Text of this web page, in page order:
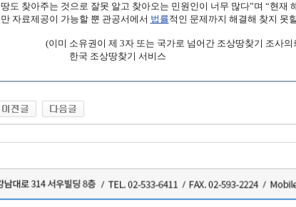
땅도 찾아주는 것으로 잘못 알고 찾아오는 민원인이 너무 많다”며 “현재
만 자료제공이 가능할 뿐 관공서에서 법률적인 문제까지 해결해 찾지 못
(이미 소유권이 제 3자 또는 국가로 넘어간 조상땅찾기 조사의
한국 조상땅찾기 서비스